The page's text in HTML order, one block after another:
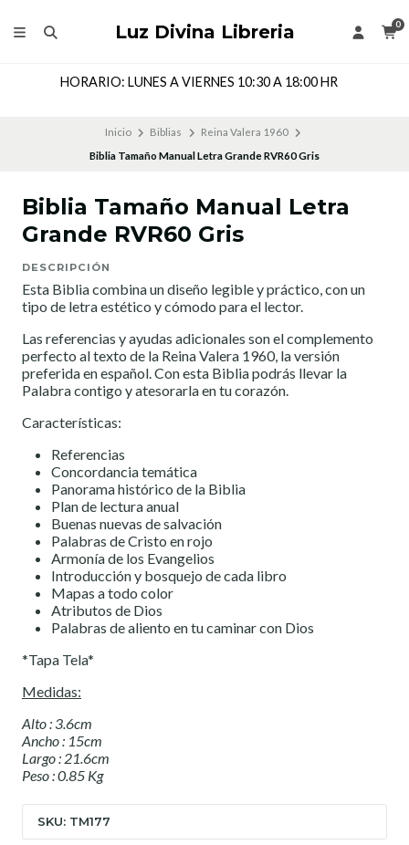
Luz Divina Libreria 0
HORARIO: LUNES A VIERNES 10:30 A 18:00 HR
Inicio Biblias
Reina Valera 1960
Biblia Tamaño Manual Letra Grande RVR60 Gris
Biblia Tamaño Manual Letra
Grande RVR60 Gris
DESCRIPCIÓN
Esta Biblia combina un diseño legible y práctico, con un
tipo de letra estético y cómodo para el lector.
Las referencias y ayudas adicionales son el complemento
perfecto al texto de la Reina Valera 1960, la versión
preferida en español. Con esta Biblia podrás llevar la
Palabra contigo y atesorarla en tu corazón.
Características:
Referencias
Concordancia temática
Panorama histórico de la Biblia
Plan de lectura anual
Buenas nuevas de salvación
Palabras de Cristo en rojo
Armonía de los Evangelios
Introducción y bosquejo de cada libro
Mapas a todo color
Atributos de Dios
Palabras de aliento en tu caminar con Dios
*Tapa Tela*
Medidas:
Alto : 3.6cm
Ancho : 15cm
Largo : 21.6cm
Peso : 0.85 Kg
SKU: TM177